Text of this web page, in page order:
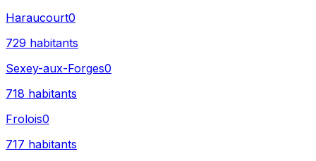
Haraucourt0
729 habitants
Sexey-aux-Forges0
718 habitants
Frolois0
717 habitants